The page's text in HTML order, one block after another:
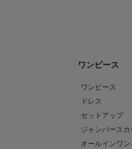
ワンピース
ワンピース
ドレス
セットアップ
ジャンパースカ
オールインワン